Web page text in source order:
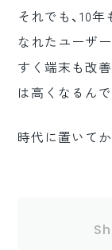
それでも、10
なれたユーザ
すく端末も改
は高くなるんで
時代に置いて